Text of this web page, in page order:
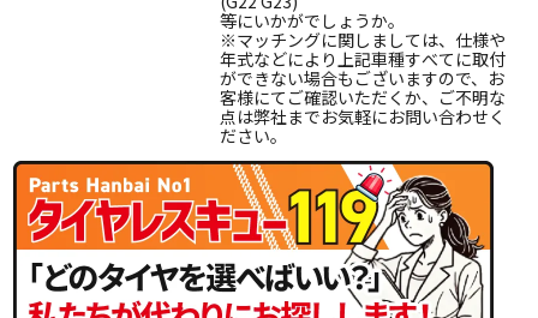
等にいかがでしょうか。
※マッチングに関しましては、仕様や
年式などにより上記車種すべてに取付
ができない場合もございますので、お
客様にてご確認いただくか、ご不明な
点は弊社までお気軽にお問い合わせく
ださい。